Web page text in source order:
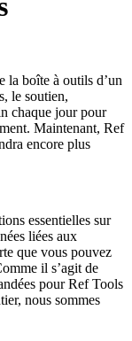
la boîte à outils d’un
le soutien,
chaque jour pour
Maintenant, Ref
encore plus
essentielles sur
liées aux
que vous pouvez
il s’agit de
pour Ref Tools
nous sommes